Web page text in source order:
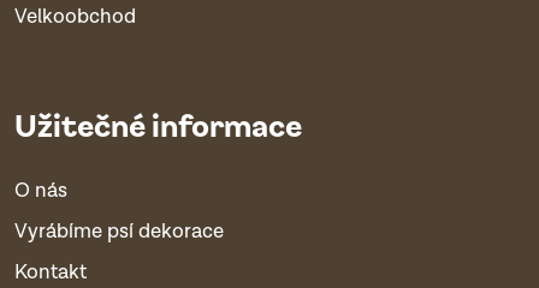
Velkoobchod
Užitečné informace
O nás
Vyrábíme psí dekorace
Kontakt